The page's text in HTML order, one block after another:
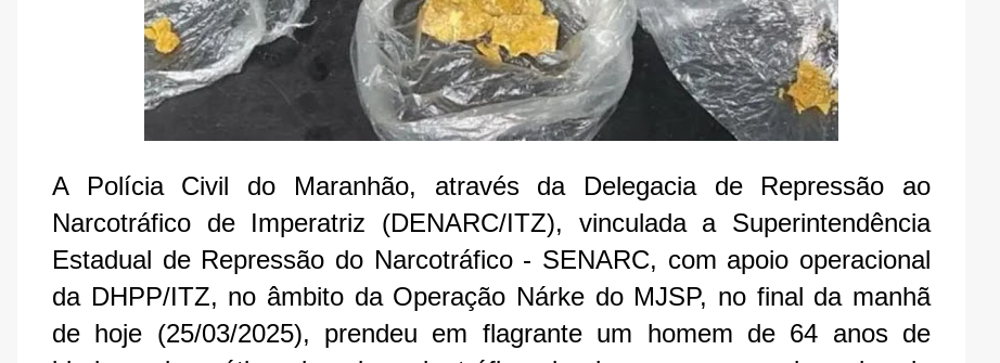
A Polícia Civil do Maranhão, através da Delegacia de Repressão ao
Narcotráfico de Imperatriz (DENARC/ITZ), vinculada a Superintendência
Estadual de Repressão do Narcotráfico - SENARC, com apoio operacional
da DHPP/ITZ, no âmbito da Operação Nárke do MJSP, no final da manhã
de hoje (25/03/2025), prendeu em flagrante um homem de 64 anos de